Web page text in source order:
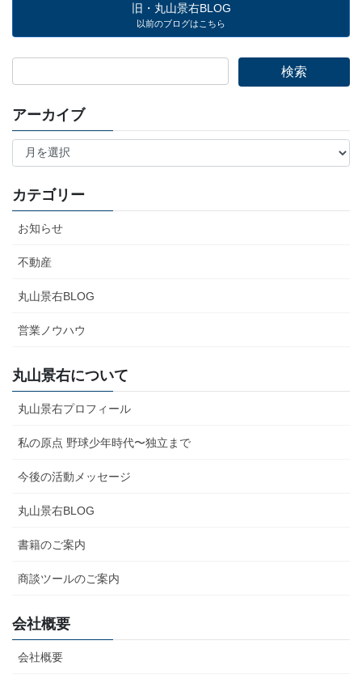
旧・丸山景右BLOG
以前のブログはこちら
アーカイブ
ア
イ
カテゴリー
お知らせ
不動産
丸山景右BLOG
営業ノウハウ
丸山景右について
丸山景右プロフィール
私の原点 野球少年時代〜独立まで
今後の活動メッセージ
丸山景右BLOG
書籍のご案内
商談ツールのご案内
会社概要
会社概要